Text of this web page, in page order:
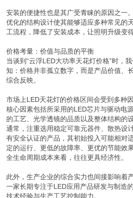
安装的便捷性也是其广受青睐的原因之一。
优化的结构设计使其能够适应多种常见的
工流程，降低了安装成本，让照明升级变
价格考量：价值与品质的平衡
当谈到“云浮LED大功率天花灯价格”时，
知：价格并非孤立数字，而是产品价值、
综合反映。
市场上LED天花灯的价格区间会受到多种因
核心因素包括所采用的LED芯片与驱动电
的工艺、光学透镜的品质以及整体结构的
通常，注重选用稳定可靠元器件、散热设
有安全认证的产品，其初始投入可能相对
定的运行、更低的故障率、更优的节能效
全生命周期成本来看，往往更具经济性。
此外，生产企业的综合实力也间接影响着
一家长期专注于LED应用产品研发与制造
技术经验与生产工艺控制能力。